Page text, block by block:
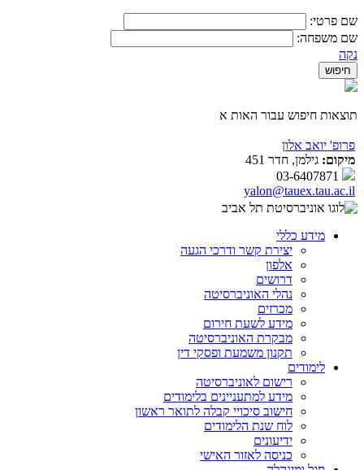
שם פרטי:
שם משפחה:
נקה
תוצאות חיפוש עבור האות א
פרופ' יואב אלון
מיקום: גילמן, חדר 451
yalon@tauex.tau.ac.il
מידע כללי
יצירת קשר ודרכי הגעה
אלפון
דרושים
נהלי האוניברסיטה
מכרזים
מידע לשעת חירום
מבקרת האוניברסיטה
תקנון משמעת ופסקי דין
לימודים
רישום לאוניברסיטה
מידע למתעניינים בלימודים
חישוב סיכויי קבלה לתואר ראשון
לוח שנת הלימודים
ידיעונים
כניסה לאזור האישי